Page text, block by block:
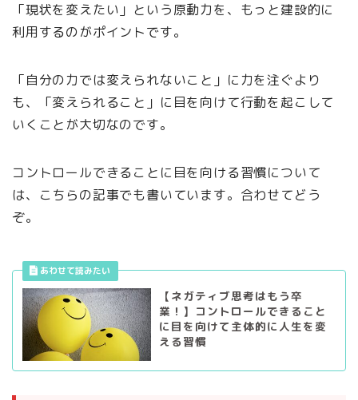
「現状を変えたい」という原動力を、もっと建設的に
利用するのがポイントです。
「自分の力では変えられないこと」に力を注ぐより
も、「変えられること」に目を向けて行動を起こして
いくことが大切なのです。
コントロールできることに目を向ける習慣について
は、こちらの記事でも書いています。合わせてどう
ぞ。
【ネガティブ思考はもう卒
業！】コントロールできること
に目を向けて主体的に人生を変
える習慣